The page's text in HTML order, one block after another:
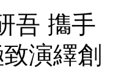
吾 㩦手
演繹創